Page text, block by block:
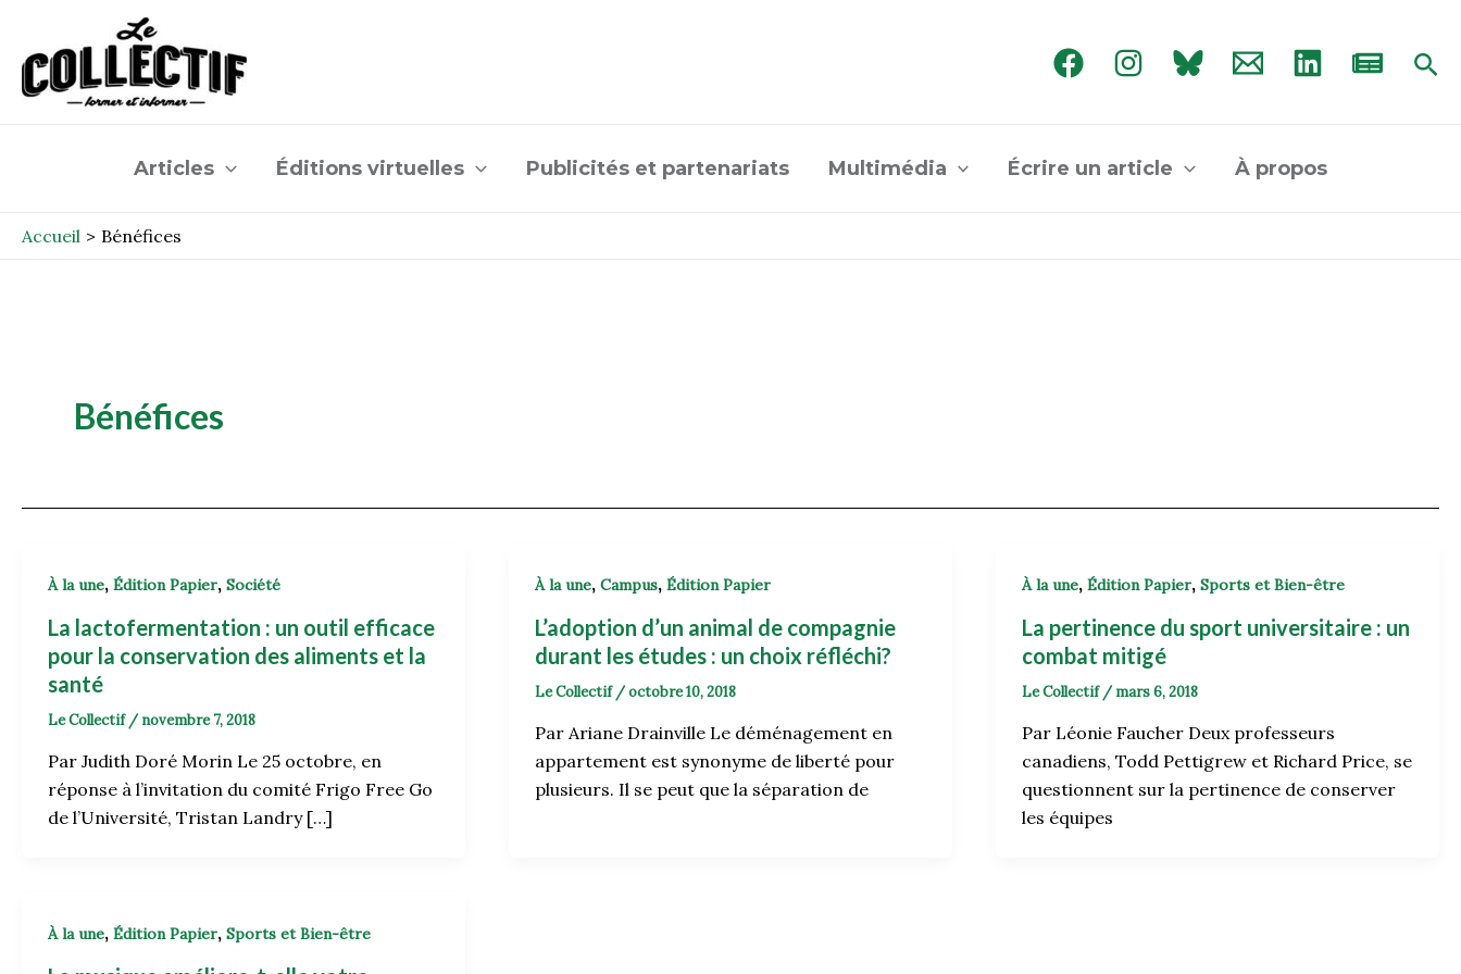
contenu
Articles Éditions virtuelles Publicités et partenariats Multimédia Écrire un article À propos
Accueil Bénéfices
Bénéfices
À la une, Édition Papier, Société
La lactofermentation : un outil efficace
pour la conservation des aliments et la
santé
Le Collectif / novembre 7, 2018
Par Judith Doré Morin Le 25 octobre, en
réponse à l’invitation du comité Frigo Free Go
de l’Université, Tristan Landry […]
À la une, Campus, Édition Papier
L’adoption d’un animal de compagnie
durant les études : un choix réfléchi?
Le Collectif /octobre 10, 2018
Par Ariane Drainville Le déménagement en
appartement est synonyme de liberté pour
plusieurs. Il se peut que la séparation de
À la une, Édition Papier, Sports et Bien-être
La pertinence du sport universitaire : un
combat mitigé
Le Collectif / mars 6, 2018
Par Léonie Faucher Deux professeurs
canadiens, Todd Pettigrew et Richard Price, se
questionnent sur la pertinence de conserver
les équipes
À la une, Édition Papier, Sports et Bien-être